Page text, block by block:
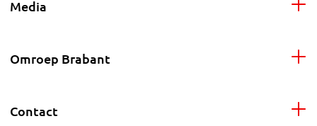
Media
Omroep Brabant
Contact